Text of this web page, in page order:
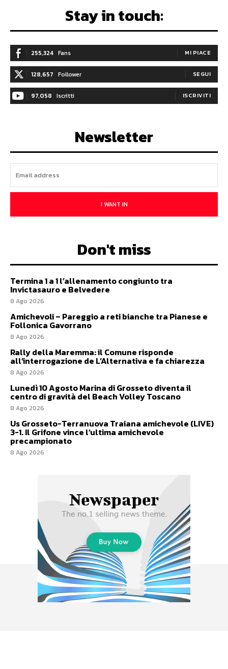
Stay in touch:
255,324 Fans MI PIACE
128,657 Follower SEGUI
97,058 Iscritti ISCRIVITI
Newsletter
I WANT IN
Don't miss
Termina 1 a 1 l’allenamento congiunto tra
Invictasauro e Belvedere
8 Ago 2026
Amichevoli – Pareggio a reti bianche tra Pianese e
Follonica Gavorrano
8 Ago 2026
Rally della Maremma: il Comune risponde
all’interrogazione de L’Alternativa e fa chiarezza
8 Ago 2026
Lunedì 10 Agosto Marina di Grosseto diventa il
centro di gravità del Beach Volley Toscano
8 Ago 2026
Us Grosseto-Terranuova Traiana amichevole (LIVE)
3-1. Il Grifone vince l’ultima amichevole
precampionato
8 Ago 2026